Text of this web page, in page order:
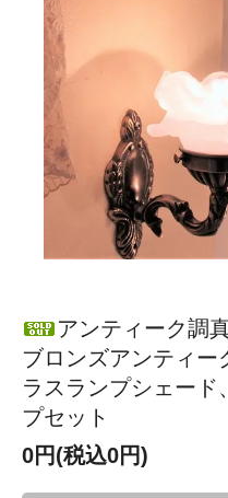
アンティーク調
ブロンズアンティー
ラスランプシェード
プセット
0円(税込0円)